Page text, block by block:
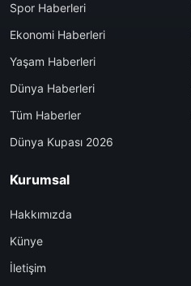
Spor Haberleri
Ekonomi Haberleri
Yaşam Haberleri
Dünya Haberleri
Tüm Haberler
Dünya Kupası 2026
Kurumsal
Hakkımızda
Künye
İletişim